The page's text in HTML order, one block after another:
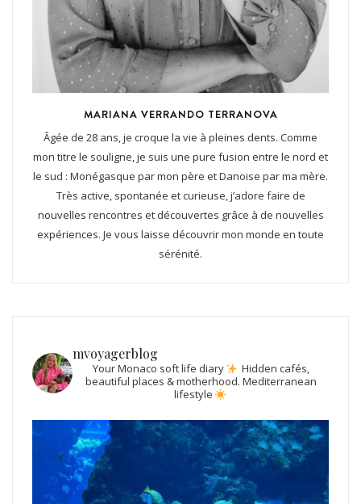
MARIANA VERRANDO TERRANOVA
Âgée de 28 ans, je croque la vie à pleines dents. Comme
mon titre le souligne, je suis une pure fusion entre le nord et
le sud : Monégasque par mon père et Danoise par ma mère.
Très active, spontanée et curieuse, j’adore faire de
nouvelles rencontres et découvertes grâce à de nouvelles
expériences. Je vous laisse découvrir mon monde en toute
sérénité.
mvoyagerblog
Your Monaco soft life diary
Hidden cafés,
beautiful places & motherhood. Mediterranean
lifestyle